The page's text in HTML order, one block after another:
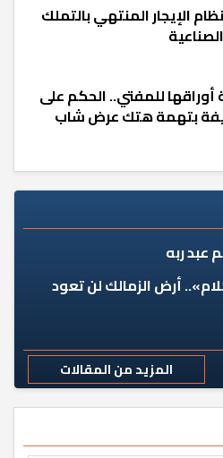
الإيجار المنتهي بالتملك
أوراقها للمفتي.. الحكم على
بتهمة هتك عرض شاب
عبد ربه
أرض الزمالك لن تعود
المزيد من المقالات